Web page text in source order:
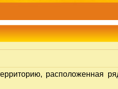
расположенная